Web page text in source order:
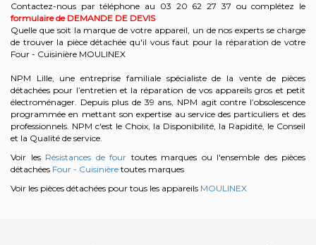
Contactez-nous par téléphone au 03 20 62 27 37 ou complétez le
formulaire de DEMANDE DE DEVIS
Quelle que soit la marque de votre appareil, un de nos experts se charge
de trouver la pièce détachée qu'il vous faut pour la réparation de votre
Four - Cuisinière MOULINEX
NPM Lille, une entreprise familiale spécialiste de la vente de pièces
détachées pour l’entretien et la réparation de vos appareils gros et petit
électroménager. Depuis plus de 39 ans, NPM agit contre l’obsolescence
programmée en mettant son expertise au service des particuliers et des
professionnels. NPM c'est le Choix, la Disponibilité, la Rapidité, le Conseil
et la Qualité de service.
Voir les Résistances de four toutes marques ou l'ensemble des pièces
détachées Four - Cuisinière toutes marques
Voir les pièces détachées pour tous les appareils MOULINEX